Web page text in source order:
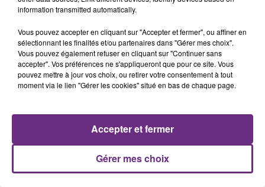
NAÏKA RED HOT CHILI PEPPERS
information transmitted automatically.
Vous pouvez accepter en cliquant sur "Accepter et fermer", ou affiner en
sélectionnant les finalités et/ou partenaires dans "Gérer mes choix".
Vous pouvez également refuser en cliquant sur "Continuer sans
accepter". Vos préférences ne s'appliqueront que pour ce site. Vous
pouvez mettre à jour vos choix, ou retirer votre consentement à tout
moment via le lien "Gérer les cookies" situé en bas de chaque page.
Gérer mes choix
Accepter et fermer